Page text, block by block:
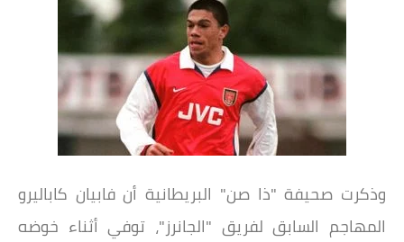
وذكرت صحيفة "ذا صن" البريطانية أن فابيان كاباليرو
المهاجم السابق لفريق "الجانرز"، توفي أثناء خوضه